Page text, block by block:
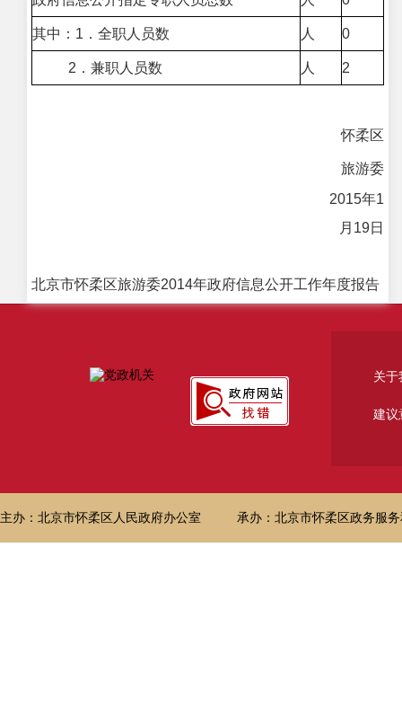
其中：1．全职人员数 人 0
2．兼职人员数 人 2
怀柔区
旅游委
2015年1
月19日
北京市怀柔区旅游委2014年政府信息公开工作年度报告
关于
建议
主办：北京市怀柔区人民政府办公室 承办：北京市怀柔区政务服